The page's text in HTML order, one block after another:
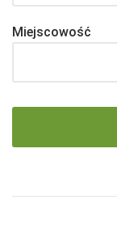
Miejscowość